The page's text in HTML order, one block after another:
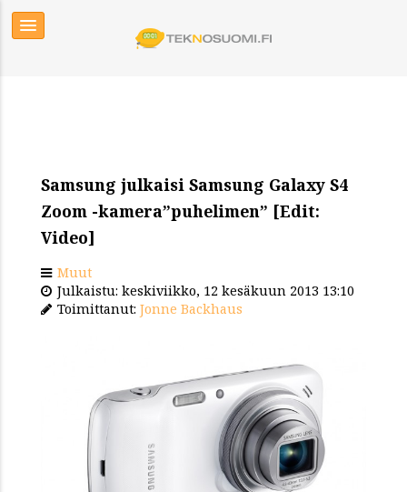
Samsung julkaisi Samsung Galaxy S4
Zoom -kamera”puhelimen” [Edit:
Video]
Muut
Julkaistu: keskiviikko, 12 kesäkuun 2013 13:10
Toimittanut: Jonne Backhaus